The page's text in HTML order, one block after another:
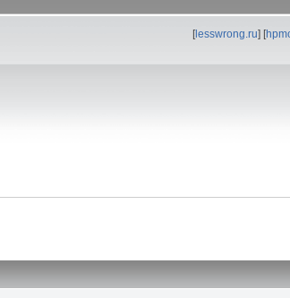
[lesswrong.ru] [